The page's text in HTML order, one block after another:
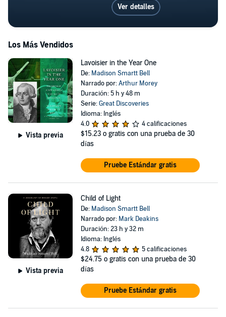
Ver detalles
Los Más Vendidos
Vista previa
Lavoisier in the Year One
De: Madison Smartt Bell
Narrado por:Arthur Morey
Duración: 5 h y 48 m
Serie:Great Discoveries
Idioma: Inglés
4.0
4 calificaciones
$15.23 o gratis con una prueba de 30
días
Pruebe Estándar gratis
Vista previa
Child of Light
De: Madison Smartt Bell
Narrado por: Mark Deakins
Duración: 23 h y 32 m
Idioma: Inglés
4.8
5 calificaciones
$24.75 o gratis con una prueba de 30
días
Pruebe Estándar gratis